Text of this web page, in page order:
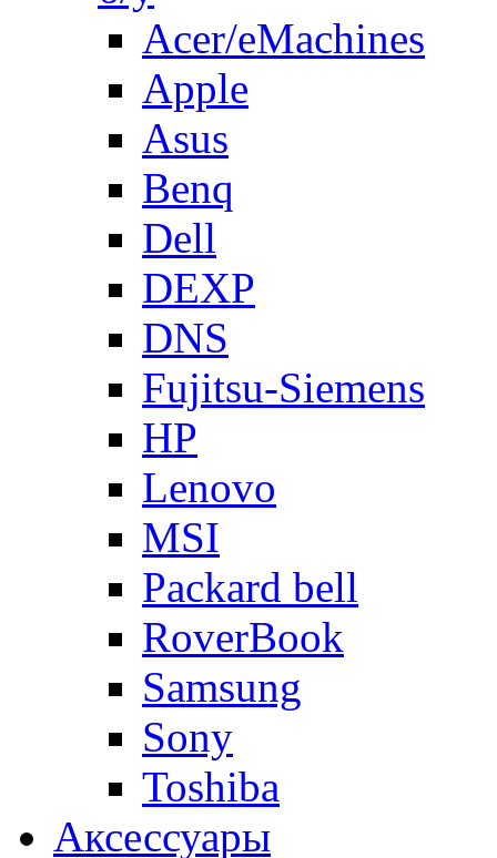
Acer/eMachines
Apple
Asus
Benq
Dell
DEXP
DNS
Fujitsu-Siemens
HP
Lenovo
MSI
Packard bell
RoverBook
Samsung
Sony
Toshiba
Аксессуары